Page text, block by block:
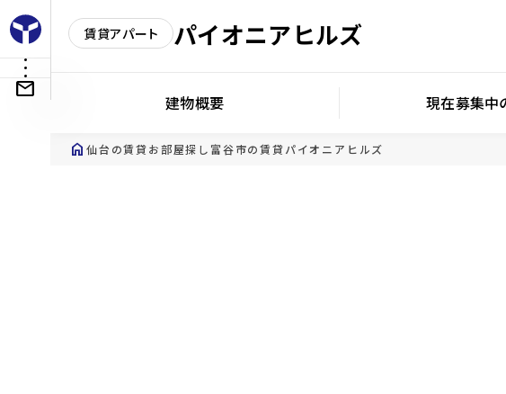
賃貸アパート パイオニアヒルズ
建物概要 現在募集中
home 仙台の賃貸お部屋探し 富谷市の賃貸パイオニアヒルズ